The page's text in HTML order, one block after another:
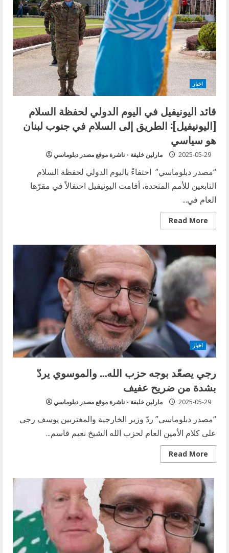
اخبار
قائد اليونيفيل في اليوم الدولي لحفظة السلام
[اليونيفيل]: الطريق إلى السلام في جنوب لبنان
هو سياسي
مارلين خليفة - ناشرة موقع مصدر دبلوماسي 2025-05-29
“مصدر دبلوماسي” احتفاءً باليوم الدولي لحفظة السلام
التابعين للأمم المتحدة، أقامت اليونيفيل احتفالاً في مقرّها
العام في...
Read More
Read
more
اليونيفيل
في
اليوم
الدولي
لحفظة
السلام
[اليونيفيل]:
الطريق
إلى
السلام
في
جنوب
لبنان
هو
سياسي اخبار
رجي يصعّد بوجه حزب الله… والموسوي يردّ
بشدة من ضريح عفيف
مارلين خليفة - ناشرة موقع مصدر دبلوماسي 2025-05-29
“مصدر دبلوماسي” ردّ وزير الخارجية والمغتربين يوسف رجي
على كلام الأمين العام لحزب الله الشيخ نعيم قاسم...
Read More
Read
more
يصعّد
بوجه
حزب
الله…
والموسوي
يردّ
بشدة
من
ضريح
عفيف